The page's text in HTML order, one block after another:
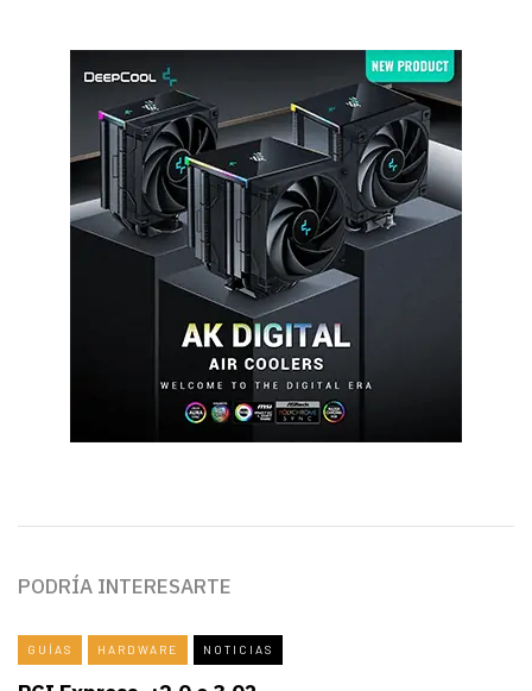
PODRÍA INTERESARTE
GUÍAS HARDWARE NOTICIAS